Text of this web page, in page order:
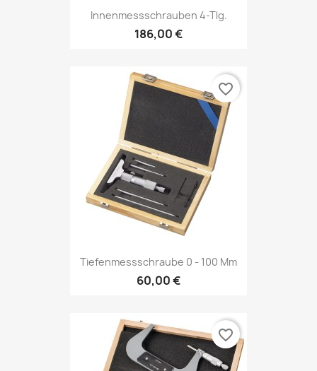
Innenmessschrauben 4-Tlg.
186,00 €
Tiefenmessschraube 0 - 100 Mm
60,00 €
favorite_border
favorite_border